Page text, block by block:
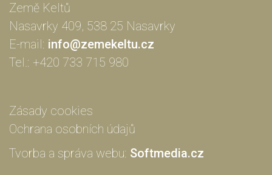
Země Keltů
Nasavrky 409, 538 25 Nasavrky
E-mail: info@zemekeltu.cz
Tel.: +420 733 715 980
Zásady cookies
Ochrana osobních údajů
Tvorba a správa webu: Softmedia.cz